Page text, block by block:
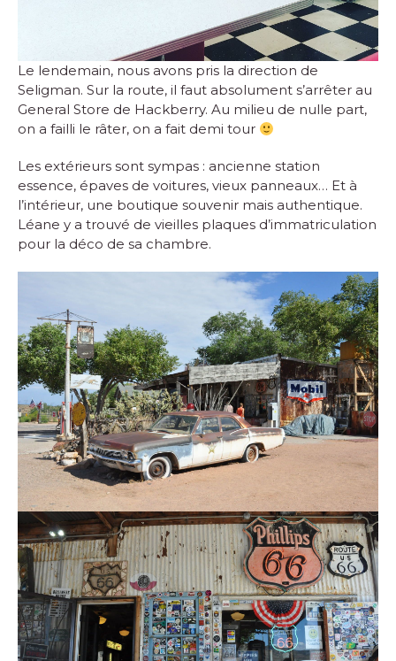
Le lendemain, nous avons pris la direction de
Seligman. Sur la route, il faut absolument s’arrêter au
General Store de Hackberry. Au milieu de nulle part,
on a failli le râter, on a fait demi tour
Les extérieurs sont sympas : ancienne station
essence, épaves de voitures, vieux panneaux… Et à
l’intérieur, une boutique souvenir mais authentique.
Léane y a trouvé de vieilles plaques d’immatriculation
pour la déco de sa chambre.